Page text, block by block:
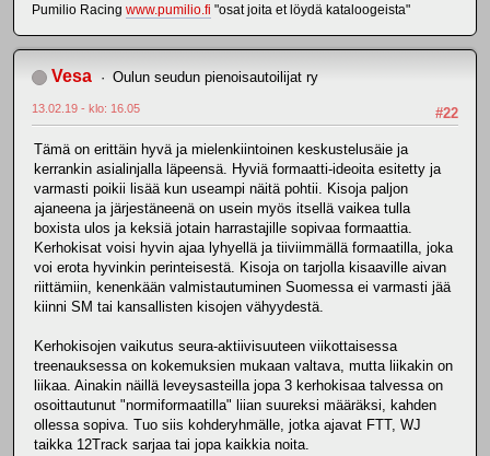
Pumilio Racing www.pumilio.fi "osat joita et löydä kataloogeista"
Vesa Oulun seudun pienoisautoilijat ry
#22
13.02.19 - klo: 16.05
Tämä on erittäin hyvä ja mielenkiintoinen keskustelusäie ja
kerrankin asialinjalla läpeensä. Hyviä formaatti-ideoita esitetty ja
varmasti poikii lisää kun useampi näitä pohtii. Kisoja paljon
ajaneena ja järjestäneenä on usein myös itsellä vaikea tulla
boxista ulos ja keksiä jotain harrastajille sopivaa formaattia.
Kerhokisat voisi hyvin ajaa lyhyellä ja tiiviimmällä formaatilla, joka
voi erota hyvinkin perinteisestä. Kisoja on tarjolla kisaaville aivan
riittämiin, kenenkään valmistautuminen Suomessa ei varmasti jää
kiinni SM tai kansallisten kisojen vähyydestä.
Kerhokisojen vaikutus seura-aktiivisuuteen viikottaisessa
treenauksessa on kokemuksien mukaan valtava, mutta liikakin on
liikaa. Ainakin näillä leveysasteilla jopa 3 kerhokisaa talvessa on
osoittautunut "normiformaatilla" liian suureksi määräksi, kahden
ollessa sopiva. Tuo siis kohderyhmälle, jotka ajavat FTT, WJ
taikka 12Track sarjaa tai jopa kaikkia noita.